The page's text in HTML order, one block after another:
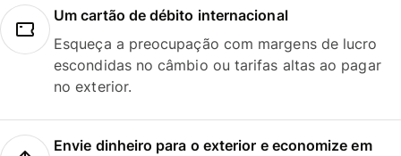
Um cartão de débito internacional
Esqueça a preocupação com margens de lucro
escondidas no câmbio ou tarifas altas ao pagar
no exterior.
Envie dinheiro para o exterior e economize em